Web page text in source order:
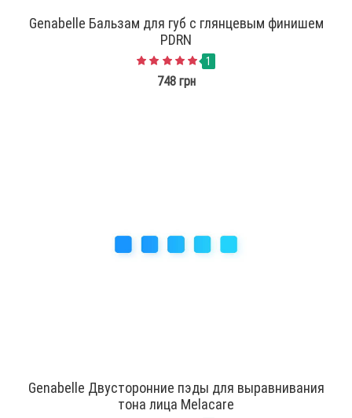
Genabelle Бальзам для губ с глянцевым финишем
PDRN
1
748 грн
Genabelle Двусторонние пэды для выравнивания
тона лица Melacare